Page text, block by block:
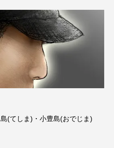
(てしま)・小豊島(おでじま)